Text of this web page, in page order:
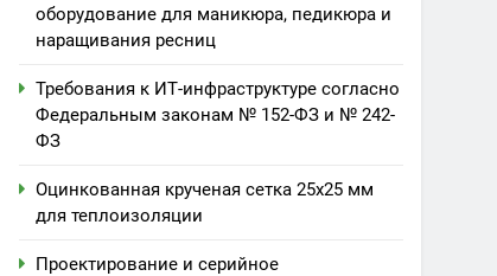
оборудование для маникюра, педикюра и
наращивания ресниц
Требования к ИТ-инфраструктуре согласно
Федеральным законам № 152-ФЗ и № 242-
ФЗ
Оцинкованная крученая сетка 25х25 мм
для теплоизоляции
Проектирование и серийное